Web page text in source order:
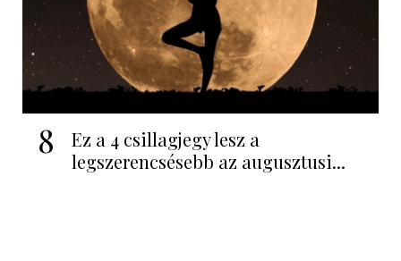
8
Ez a 4 csillagjegy lesz a
legszerencsésebb az augusztusi...